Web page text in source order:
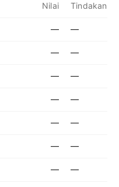
Nilai Tindakan
— —
— —
— —
— —
— —
— —
— —